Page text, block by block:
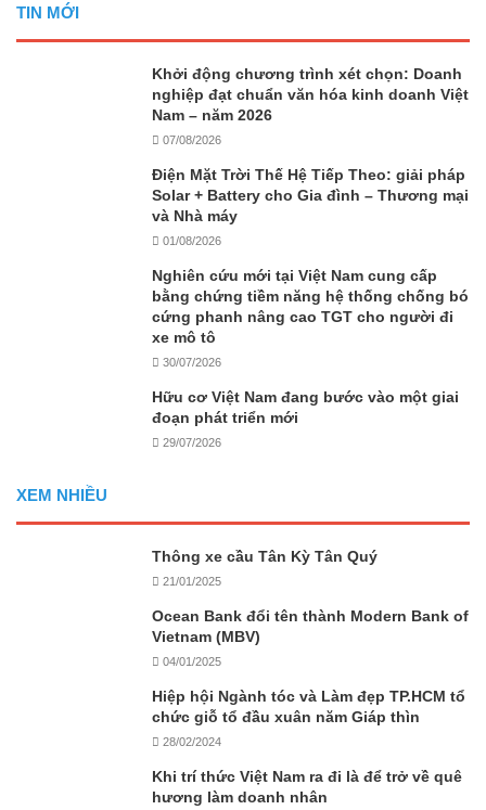
TIN MỚI
Khởi động chương trình xét chọn: Doanh
nghiệp đạt chuẩn văn hóa kinh doanh Việt
Nam – năm 2026
07/08/2026
Điện Mặt Trời Thế Hệ Tiếp Theo: giải pháp
Solar + Battery cho Gia đình – Thương mại
và Nhà máy
01/08/2026
Nghiên cứu mới tại Việt Nam cung cấp
bằng chứng tiềm năng hệ thống chống bó
cứng phanh nâng cao TGT cho người đi
xe mô tô
30/07/2026
Hữu cơ Việt Nam đang bước vào một giai
đoạn phát triển mới
29/07/2026
XEM NHIỀU
Thông xe cầu Tân Kỳ Tân Quý
21/01/2025
Ocean Bank đổi tên thành Modern Bank of
Vietnam (MBV)
04/01/2025
Hiệp hội Ngành tóc và Làm đẹp TP.HCM tổ
chức giỗ tổ đầu xuân năm Giáp thìn
28/02/2024
Khi trí thức Việt Nam ra đi là để trở về quê
hương làm doanh nhân